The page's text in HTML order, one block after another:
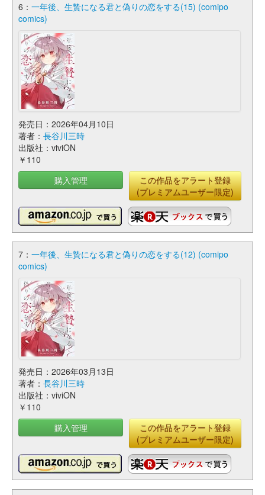
6： 一年後、生贄になる君と偽りの恋をする(15) (comipo
comics)
発売日：2026年04月10日
著者： 長谷川三時
出版社：viviON
￥110
購入管理
この作品をアラート登録
(プレミアムユーザー限定)
7： 一年後、生贄になる君と偽りの恋をする(12) (comipo
comics)
発売日：2026年03月13日
著者： 長谷川三時
出版社：viviON
￥110
購入管理
この作品をアラート登録
(プレミアムユーザー限定)